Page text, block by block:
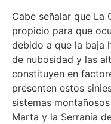
Cabe señalar que La
propicio para que
debido a que la baja
de nubosidad y las
constituyen en
presenten estos
sistemas
Marta y la Serranía